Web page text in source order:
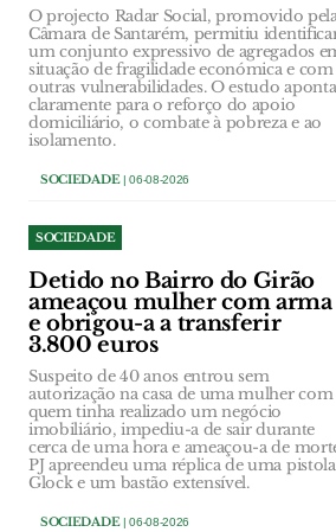
O projecto Radar Social, promovido
Câmara de Santarém, permitiu
um conjunto expressivo de agregados
situação de fragilidade económica e com
outras vulnerabilidades. O estudo aponta
claramente para o reforço do apoio
domiciliário, o combate à pobreza e ao
isolamento.
SOCIEDADE| 06-08-2026
SOCIEDADE
Detido no Bairro do Girão
ameaçou mulher com arma
e obrigou-a a transferir
3.800 euros
Suspeito de 40 anos entrou sem
autorização na casa de uma mulher com
quem tinha realizado um negócio
imobiliário, impediu-a de sair durante
cerca de uma hora e ameaçou-a de
PJ apreendeu uma réplica de uma pistola
Glock e um bastão extensível.
SOCIEDADE| 06-08-2026